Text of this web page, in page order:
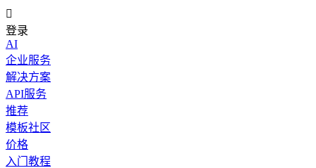

登录
AI
企业服务
解决方案
API服务
推荐
模板社区
价格
入门教程